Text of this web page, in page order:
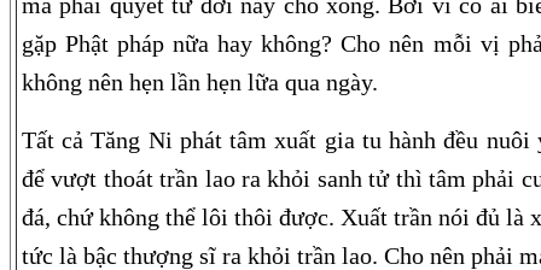
gặp Phật pháp nữa hay không? Cho nên mỗi vị
không nên hẹn lần hẹn lữa qua ngày.
Tất cả Tăng Ni phát tâm xuất gia tu hành đều
để vượt thoát trần lao ra khỏi sanh tử thì tâm phải
đá, chứ không thể lôi thôi được. Xuất trần nói đủ là
tức là bậc thượng sĩ ra khỏi trần lao. Cho nên phải